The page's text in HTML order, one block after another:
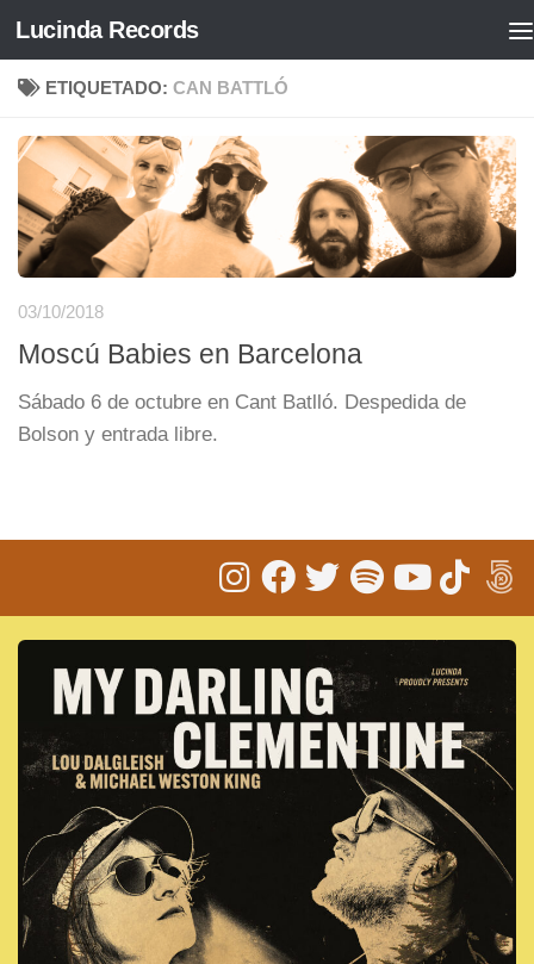
Saltar al contenido
Lucinda Records
ETIQUETADO: CAN BATTLÓ
03/10/2018
Moscú Babies en Barcelona
Sábado 6 de octubre en Cant Batlló. Despedida de
Bolson y entrada libre.